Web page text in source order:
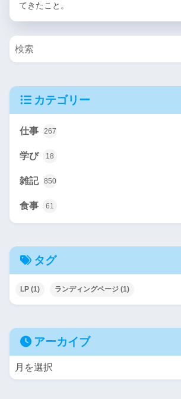
てきたこと。
カテゴリー
仕事 267
学び 18
雑記 850
食事 61
タグ
LP (1) ランディングページ (1)
アーカイブ